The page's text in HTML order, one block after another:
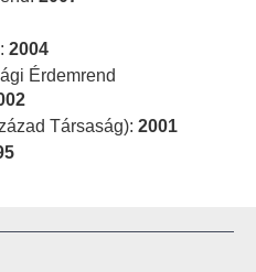
2004
Érdemrend
Társaság): 2001